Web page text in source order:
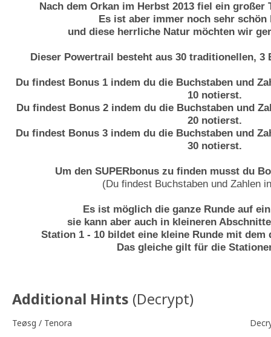
Nach dem Orkan im Herbst 2013 fiel ein großer
Es ist aber immer noch sehr schön
und diese herrliche Natur möchten wir
Dieser Powertrail besteht aus 30 traditionellen, 3
Du findest Bonus 1 indem du die Buchstaben und
10 notierst.
Du findest Bonus 2 indem du die Buchstaben und
20 notierst.
Du findest Bonus 3 indem du die Buchstaben und
30 notierst.
Um den SUPERbonus zu finden musst du
(Du findest Buchstaben und Zahlen
Es ist möglich die ganze Runde auf
sie kann aber auch in kleineren
Station 1 - 10 bildet eine kleine Runde mit dem
Das gleiche gilt für die
Additional Hints (Decrypt)
Teøsg / Tenora